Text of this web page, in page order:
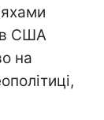
в США
на